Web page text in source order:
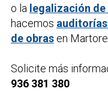
o la legalización
hacemos
de obrasen
Solicite más
936 381 380